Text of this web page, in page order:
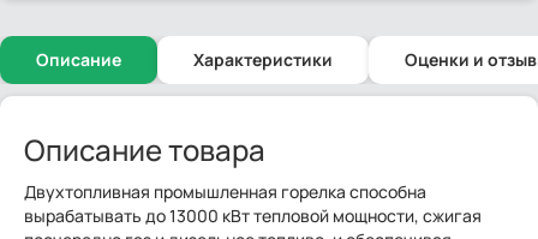
Описание Характеристики Оценки и
Описание товара
Двухтопливная промышленная горелка способна
вырабатывать до 13000 кВт тепловой мощности, сжигая